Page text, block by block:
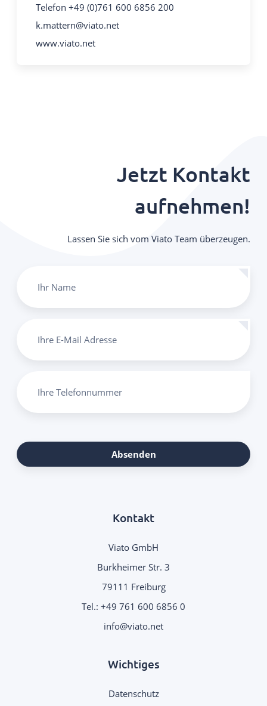
Telefon +49 (0)761 600 6856 200
k.mattern@viato.net
www.viato.net
Jetzt Kontakt
aufnehmen!
Lassen Sie sich vom Viato Team überzeugen.
Kontakt
Viato GmbH
Burkheimer Str. 3
79111 Freiburg
Tel.: +49 761 600 6856 0
info@viato.net
Wichtiges
Datenschutz
Ihr Name
Ihre E-Mail Adresse
Ihre Telefonnummer
Absenden